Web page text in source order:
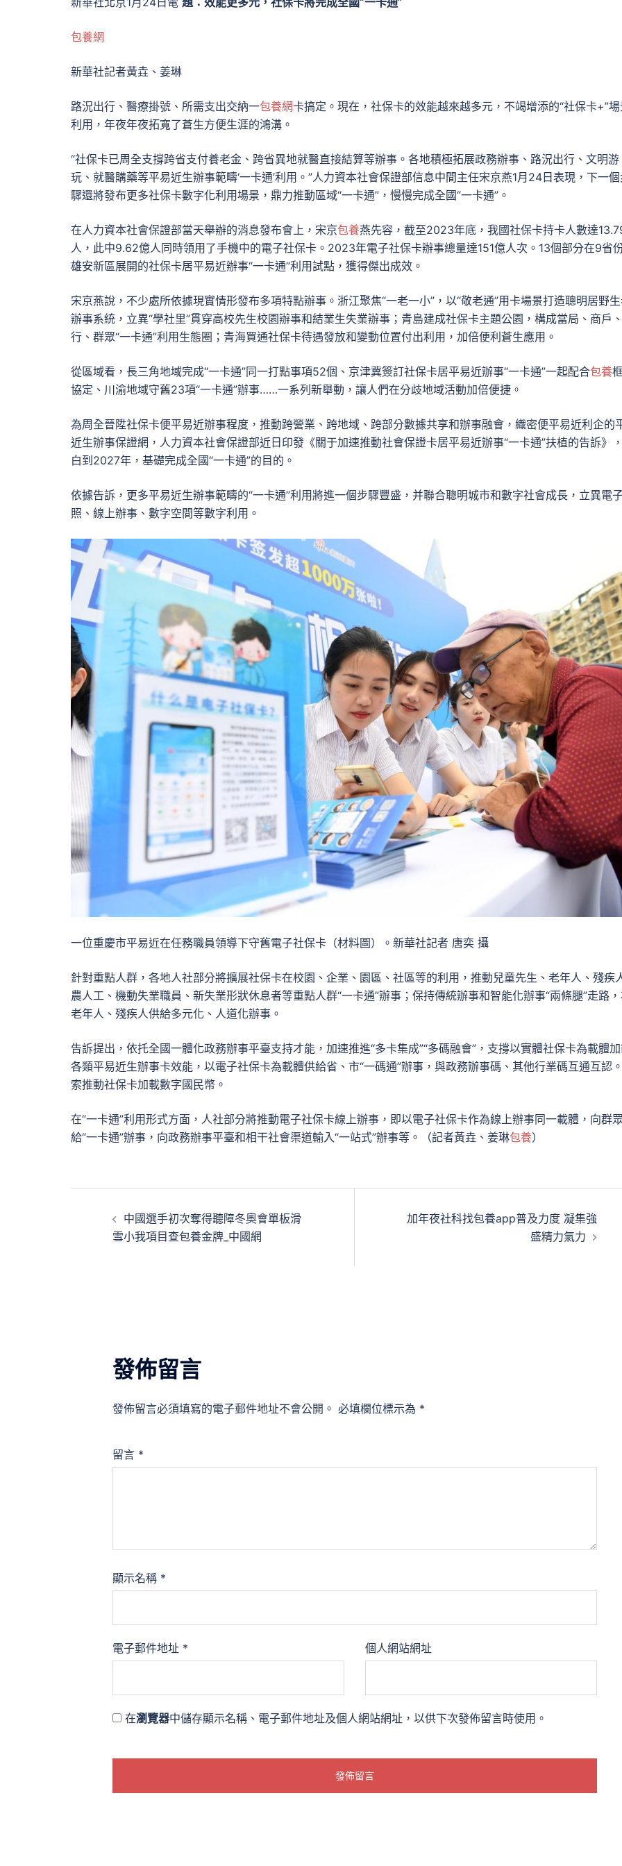
包養網
新華社記者黃垚、姜琳
路況出行、醫療掛號、所需支出交納一包養網卡搞定。現在，社保卡的效能越來越多元，不竭增添的“社保卡+”場
利用，年夜年夜拓寬了蒼生方便生涯的鴻溝。
“社保卡已周全支撐跨省支付養老金、跨省異地就醫直接結算等辦事。各地積極拓展政務辦事、路況出行、文明游
玩、就醫購藥等平易近生辦事範疇‘一卡通’利用。”人力資本社會保證部信息中間主任宋京燕1月24日表現，下一個
驟還將發布更多社保卡數字化利用場景，鼎力推動區域“一卡通”，慢慢完成全國“一卡通”。
在人力資本社會保證部當天舉辦的消息發布會上，宋京包養燕先容，截至2023年底，我國社保卡持卡人數達
人，此中9.62億人同時領用了手機中的電子社保卡。2023年電子社保卡辦事總量達151億人次。13個部分在9省
雄安新區展開的社保卡居平易近辦事“一卡通”利用試點，獲得傑出成效。
宋京燕說，不少處所依據現實情形發布多項特點辦事。浙江聚焦“一老一小”，以“敬老通”用卡場景打造聰明居野
辦事系統，立異“學社里”貫穿高校先生校園辦事和結業生失業辦事；青島建成社保卡主題公園，構成當局、商戶
行、群眾“一卡通”利用生態圈；青海買通社保卡待遇發放和變動位置付出利用，加倍便利蒼生應用。
從區域看，長三角地域完成“一卡通”同一打點事項52個、京津冀簽訂社保卡居平易近辦事“一卡通”一起配合包養
協定、川渝地域守舊23項“一卡通”辦事……一系列新舉動，讓人們在分歧地域活動加倍便捷。
為周全晉陞社保卡便平易近辦事程度，推動跨營業、跨地域、跨部分數據共享和辦事融會，織密便平易近利企的
近生辦事保證網，人力資本社會保證部近日印發《關于加速推動社會保證卡居平易近辦事“一卡通”扶植的告訴》
白到2027年，基礎完成全國“一卡通”的目的。
依據告訴，更多平易近生辦事範疇的“一卡通”利用將進一個步驟豐盛，并聯合聰明城市和數字社會成長，立異電
照、線上辦事、數字空間等數字利用。
一位重慶市平易近在任務職員領導下守舊電子社保卡（材料圖）。新華社記者 唐奕 攝
針對重點人群，各地人社部分將擴展社保卡在校園、企業、園區、社區等的利用，推動兒童先生、老年人、殘疾
農人工、機動失業職員、新失業形狀休息者等重點人群“一卡通”辦事；保持傳統辦事和智能化辦事“兩條腿”走路
老年人、殘疾人供給多元化、人道化辦事。
告訴提出，依托全國一體化政務辦事平臺支持才能，加速推進“多卡集成”“多碼融會”，支撐以實體社保卡為載體
各類平易近生辦事卡效能，以電子社保卡為載體供給省、市“一碼通”辦事，與政務辦事碼、其他行業碼互通互認
索推動社保卡加載數字國民幣。
在“一卡通”利用形式方面，人社部分將推動電子社保卡線上辦事，即以電子社保卡作為線上辦事同一載體，向群
給“一卡通”辦事，向政務辦事平臺和相干社會渠道輸入“一站式”辦事等。（記者黃垚、姜琳包養）
中國選手初次奪得聽障冬奧會單板滑
雪小我項目查包養金牌_中國網
加年夜社科找包養app普及力度 凝集強
盛精力氣力
發佈留言
發佈留言必須填寫的電子郵件地址不會公開。 必填欄位標示為 *
留言 *
顯示名稱 *
電子郵件地址 * 個人網站網址
在瀏覽器中儲存顯示名稱、電子郵件地址及個人網站網址，以供下次發佈留言時使用。